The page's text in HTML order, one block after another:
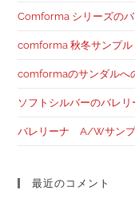
Comforma シリーズの
comforma 秋冬サンプル
comformaのサンダルへ
ソフトシルバーのバレ
バレリーナ A/Wサン
最近のコメント